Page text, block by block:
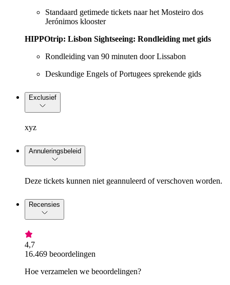
Standaard getimede tickets naar het Mosteiro dos
Jerónimos klooster
HIPPOtrip: Lisbon Sightseeing: Rondleiding met gids
Rondleiding van 90 minuten door Lissabon
Deskundige Engels of Portugees sprekende gids
Exclusief
xyz
Annuleringsbeleid
Deze tickets kunnen niet geannuleerd of verschoven worden.
Recensies
4,7
16.469 beoordelingen
Hoe verzamelen we beoordelingen?